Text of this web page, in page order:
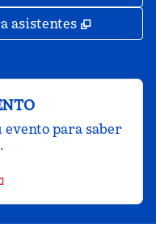
asistentes ,
evento para saber